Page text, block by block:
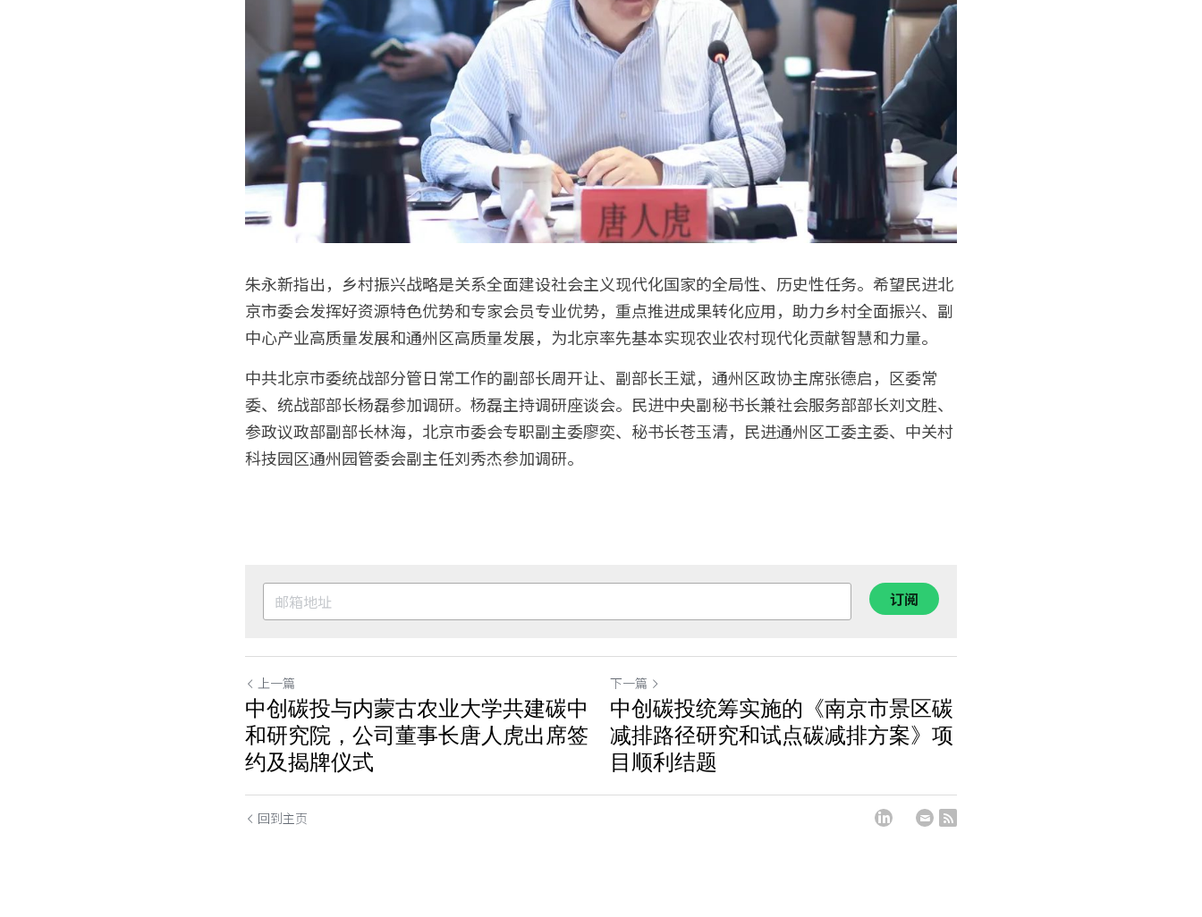
朱永新指出，乡村振兴战略是关系全面建设社会主义现代化国家的全局性、历史性任务。希望民进北
京市委会发挥好资源特色优势和专家会员专业优势，重点推进成果转化应用，助力乡村全面振兴、副
中心产业高质量发展和通州区高质量发展，为北京率先基本实现农业农村现代化贡献智慧和力量。
中共北京市委统战部分管日常工作的副部长周开让、副部长王斌，通州区政协主席张德启，区委常
委、统战部部长杨磊参加调研。杨磊主持调研座谈会。民进中央副秘书长兼社会服务部部长刘文胜、
参政议政部副部长林海，北京市委会专职副主委廖奕、秘书长苍玉清，民进通州区工委主委、中关村
科技园区通州园管委会副主任刘秀杰参加调研。
订阅
上一篇
中创碳投与内蒙古农业大学共建碳中
和研究院，公司董事长唐人虎出席签
约及揭牌仪式
下一篇
中创碳投统筹实施的《南京市景区碳
减排路径研究和试点碳减排方案》项
目顺利结题
回到主页